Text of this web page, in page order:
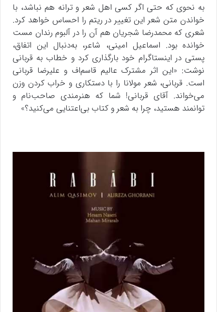
به نحوی که حتی اگر کسی اهل شعر و ترانه هم نباشد، با
خواندن متن شعر این تغییر در ریتم را احساس خواهد کرد.
شعری که محمدرضا شجریان هم آن را در آلبوم رندان مست
خوانده بود. اسماعیل امینی، شاعر، به‌دنبال این اتفاق،
پستی در اینستاگرام خود بارگذاری کرد و خطاب به قربانی
نوشت: «این اثر مشترک عالیم قاسم‌اف و علیرضا قربانی
است. قربانی، شعر مولانا را با دستکاری و خراب کردن وزن
می‌خواند. آقای قربانی! شما که هنرمندی صاحب‌نام و
توانمند هستید، چرا به شعر و کتاب بی‌اعتنایی می‌کنید؟»